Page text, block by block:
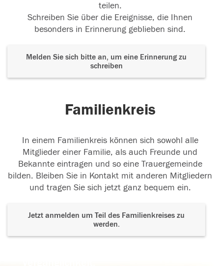
teilen.
Schreiben Sie über die Ereignisse, die Ihnen
besonders in Erinnerung geblieben sind.
Melden Sie sich bitte an, um eine Erinnerung zu
schreiben
Familienkreis
In einem Familienkreis können sich sowohl alle
Mitglieder einer Familie, als auch Freunde und
Bekannte eintragen und so eine Trauergemeinde
bilden. Bleiben Sie in Kontakt mit anderen Mitgliedern
und tragen Sie sich jetzt ganz bequem ein.
Jetzt anmelden um Teil des Familienkreises zu
werden.